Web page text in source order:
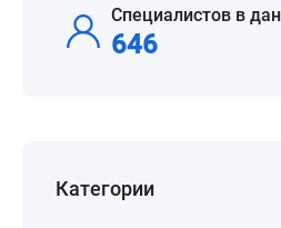
Специалистов в
646
Категории